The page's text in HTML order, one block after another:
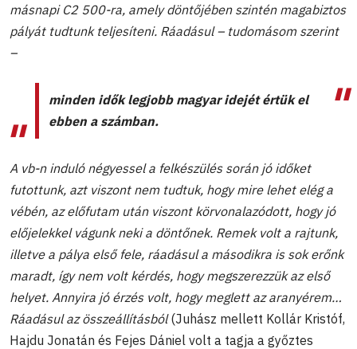
másnapi C2 500-ra, amely döntőjében szintén magabiztos
pályát tudtunk teljesíteni. Ráadásul – tudomásom szerint
–
minden idők legjobb magyar idejét értük el
ebben a számban.
A vb-n induló négyessel a felkészülés során jó időket
futottunk, azt viszont nem tudtuk, hogy mire lehet elég a
vébén, az előfutam után viszont körvonalazódott, hogy jó
előjelekkel vágunk neki a döntőnek. Remek volt a rajtunk,
illetve a pálya első fele, ráadásul a másodikra is sok erőnk
maradt, így nem volt kérdés, hogy megszerezzük az első
helyet. Annyira jó érzés volt, hogy meglett az aranyérem…
Ráadásul az összeállításból(Juhász mellett Kollár Kristóf,
Hajdu Jonatán és Fejes Dániel volt a tagja a győztes